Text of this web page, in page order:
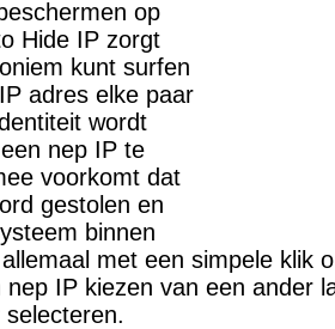
op
Hide IP zorgt
kunt surfen
adres elke paar
wordt
nep IP te
voorkomt dat
gestolen en
binnen
met een simpele klik
IP kiezen van een ander